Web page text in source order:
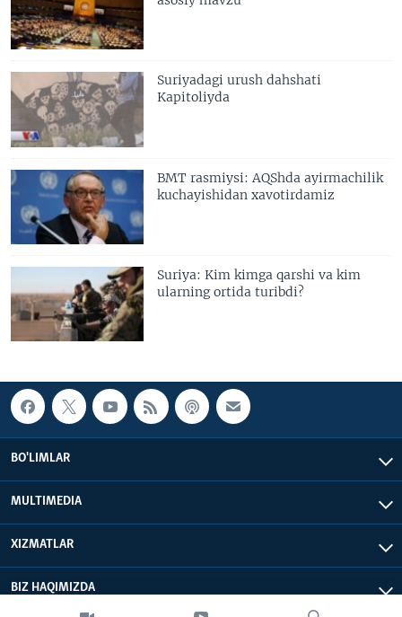
Suriyadagi urush dahshati
Kapitoliyda
BMT rasmiysi: AQShda ayirmachilik
kuchayishidan xavotirdamiz
Suriya: Kim kimga qarshi va kim
ularning ortida turibdi?
BO'LIMLAR
MULTIMEDIA
XIZMATLAR
BIZ HAQIMIZDA